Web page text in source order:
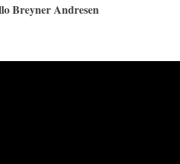
Breyner Andresen